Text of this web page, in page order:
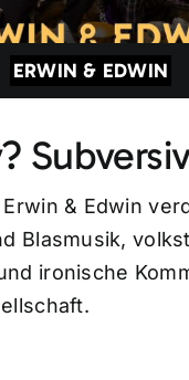
ERWIN & EDWIN
& Edwin
Blasmusik,
ironische